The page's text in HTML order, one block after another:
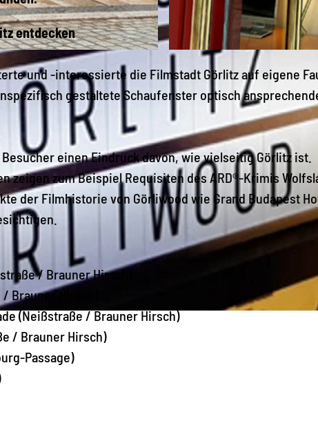
© Europastadt GörlitzZgorzelec GmbH
entdecken
und -interessierte die Filmstadt Görlitz auf eigene
gestaltete Schaufenster optisch
einen Eindruck davon, wie vielseitig Görlitz ist.
zeigen zum Beispiel Requisiten des ARD®-Krimis
der Filmhistorie von Görliwood wie Grand Budapest
/ Brauner Hirsch)
Brauner Hirsch)
(Neißstraße / Brauner Hirsch)
/ Brauner Hirsch)
Passage)